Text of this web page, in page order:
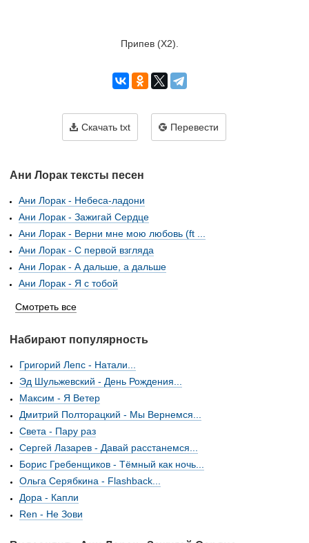
Припев (Х2).
Скачать txt Перевести
Ани Лорак тексты песен
Ани Лорак - Небеса-ладони
Ани Лорак - Зажигай Сердце
Ани Лорак - Верни мне мою любовь (ft ...
Ани Лорак - С первой взгляда
Ани Лорак - А дальше, а дальше
Ани Лорак - Я с тобой
Смотреть все
Набирают популярность
Григорий Лепс - Натали...
Эд Шульжевский - День Рождения...
Максим - Я Ветер
Дмитрий Полторацкий - Мы Вернемся...
Света - Пару раз
Сергей Лазарев - Давай расстанемся...
Борис Гребенщиков - Тёмный как ночь...
Ольга Серябкина - Flashback...
Дора - Капли
Ren - Не Зови